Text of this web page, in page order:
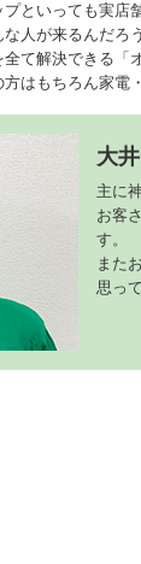
といっても実店
な人が来るんだ
て解決できる「
はもちろん家電
大
主に
お客
す。
また
思っ